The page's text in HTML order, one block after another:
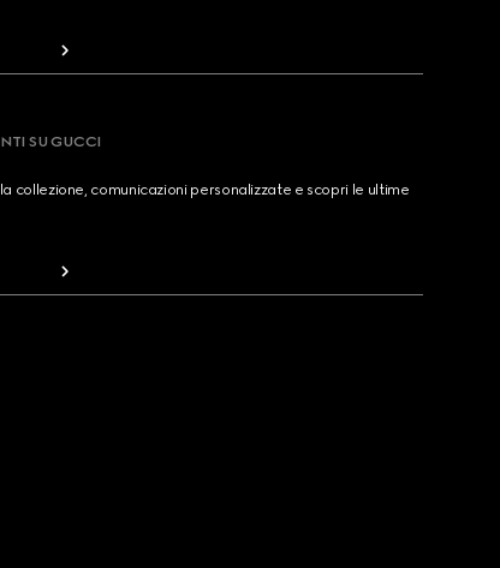
SU GUCCI
collezione, comunicazioni personalizzate e scopri le ultime